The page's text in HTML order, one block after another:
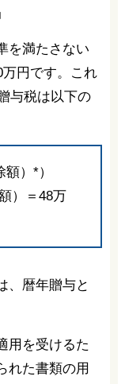
を満たさない
円です。これ
与税は以下の
）*）
）＝48万
、暦年贈与と
用を受けるた
れた書類の用